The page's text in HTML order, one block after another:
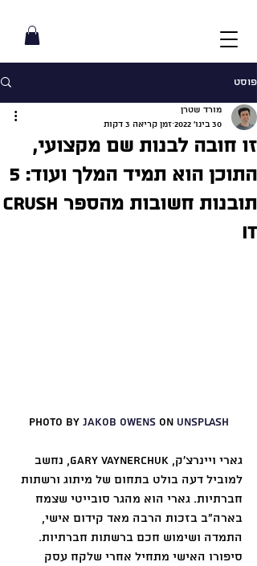
פוסט
זו חובה לבנות שם מקצועי,
התוכן הוא תמיד המלך ועוד: 5
תובנות חשובות מהספר Crush
It
מורד שטרן
30 בינו׳ 2022
זמן קריאה 3 דקות
Photo by Jakob Owens on Unsplash
גארי ויינרצ׳ק, Gary Vaynerchuk, נחשב
למוביל דעה בולט בתחום של מיתוג ורשתות
חברתיות. גארי הוא מהגר סובייטי שצמח
בארה״ב בזכות הרבה מאד קידום אישי,
התמדה ושימוש חכם ברשתות חברתיות.
סיפורו האישי מתחיל אחרי שלקח עסק